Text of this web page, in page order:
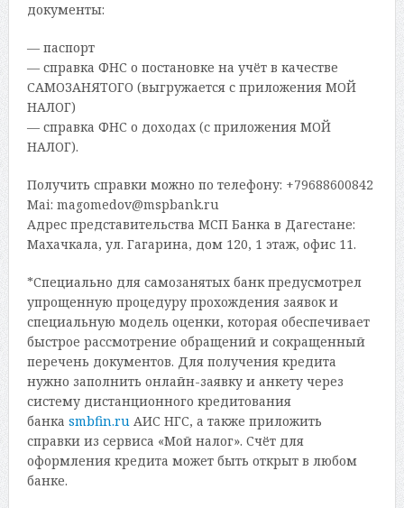
документы:
— паспорт
— справка ФНС о постановке на учёт в качестве
САМОЗАНЯТОГО (выгружается с приложения МОЙ
НАЛОГ)
— справка ФНС о доходах (с приложения МОЙ
НАЛОГ).
Получить справки можно по телефону: +79688600842
Mai: magomedov@mspbank.ru
Адрес представительства МСП Банка в Дагестане:
Махачкала, ул. Гагарина, дом 120, 1 этаж, офис 11.
*Специально для самозанятых банк предусмотрел
упрощенную процедуру прохождения заявок и
специальную модель оценки, которая обеспечивает
быстрое рассмотрение обращений и сокращенный
перечень документов. Для получения кредита
нужно заполнить онлайн-заявку и анкету через
систему дистанционного кредитования
банка smbfin.ruАИС НГС, а также приложить
справки из сервиса «Мой налог». Счёт для
оформления кредита может быть открыт в любом
банке.